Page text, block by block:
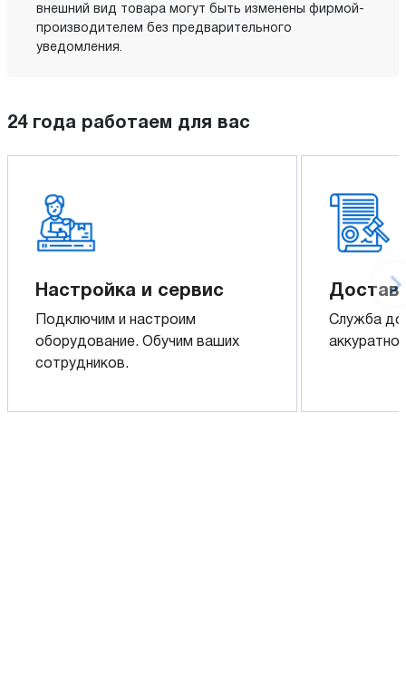
внешний вид товара могут быть изменены фирмой-
производителем без предварительного
уведомления.
24 года работаем для вас
Настройка и сервис
Подключим и настроим
оборудование. Обучим ваших
сотрудников.
Служба
аккуратно